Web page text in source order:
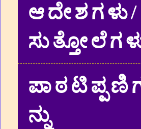
ಆದೇಶಗಳು/
ನ್ನು